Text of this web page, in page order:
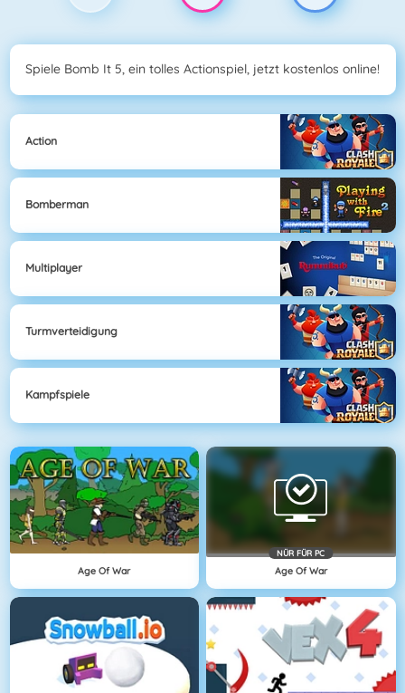
Spiele Bomb It 5, ein tolles Actionspiel, jetzt kostenlos online!
Action
Bomberman
Multiplayer
Turmverteidigung
Kampfspiele
Age Of War
NÜR FÜR PC
Age Of War